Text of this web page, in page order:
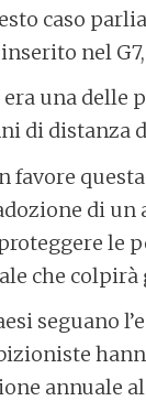
caso
nel G7,
una delle
di distanza
favore
di
le
che
seguano
annuale